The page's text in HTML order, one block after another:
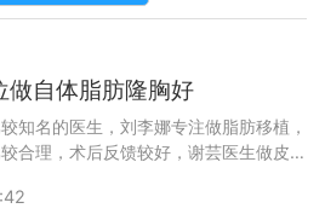
做自体脂肪隆胸好
知名的医生，刘李娜专注做脂肪移植，
合理，术后反馈较好，谢芸医生做皮肤
接拨打400-616-6769，查询更多医